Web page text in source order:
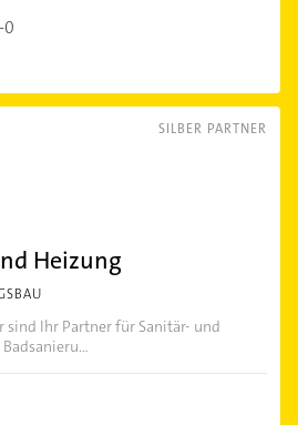
0
SILBER PARTNER
Heizung
Ihr Partner für Sanitär- und